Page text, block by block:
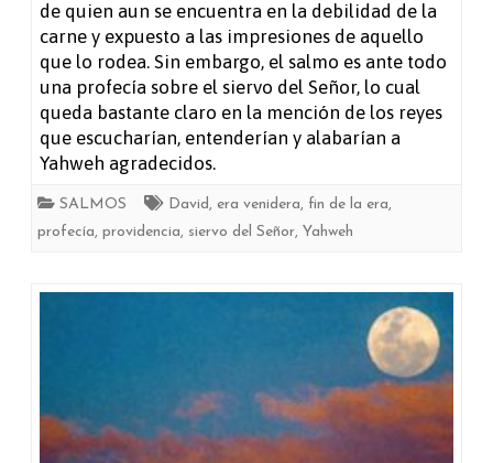
de quien aun se encuentra en la debilidad de la
carne y expuesto a las impresiones de aquello
que lo rodea. Sin embargo, el salmo es ante todo
una profecía sobre el siervo del Señor, lo cual
queda bastante claro en la mención de los reyes
que escucharían, entenderían y alabarían a
Yahweh agradecidos.
SALMOS David, era venidera, fin de la era,
profecía, providencia, siervo del Señor, Yahweh